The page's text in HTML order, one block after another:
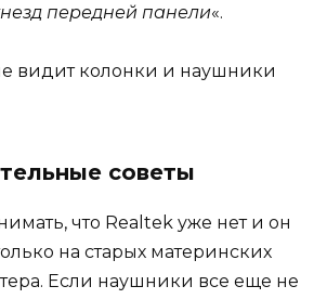
передней панели«.
советы
что Realtek уже нет и он
на старых материнских
Если наушники все еще не